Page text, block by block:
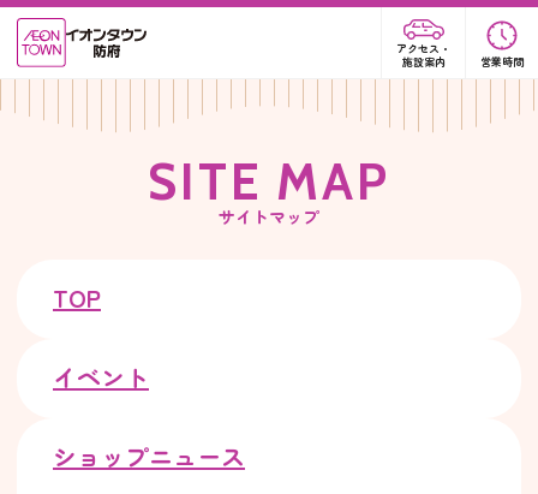
アクセス・
施設案内
営業時間
SITE MAP
サイトマップ
TOP
イベント
ショップニュース